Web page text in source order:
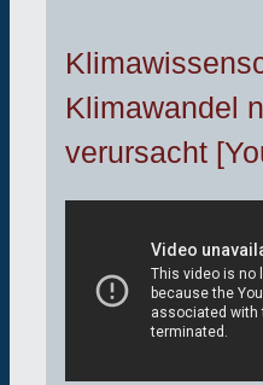
Klimawandel
verursacht